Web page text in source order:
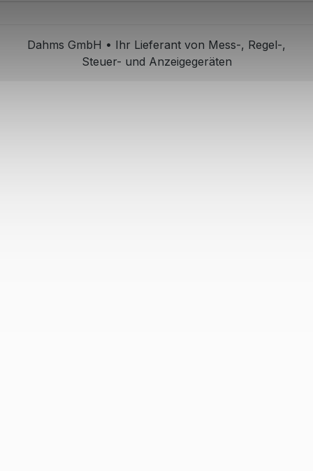
Dahms GmbH • Ihr Lieferant von Mess-, Regel-,
Steuer- und Anzeigegeräten